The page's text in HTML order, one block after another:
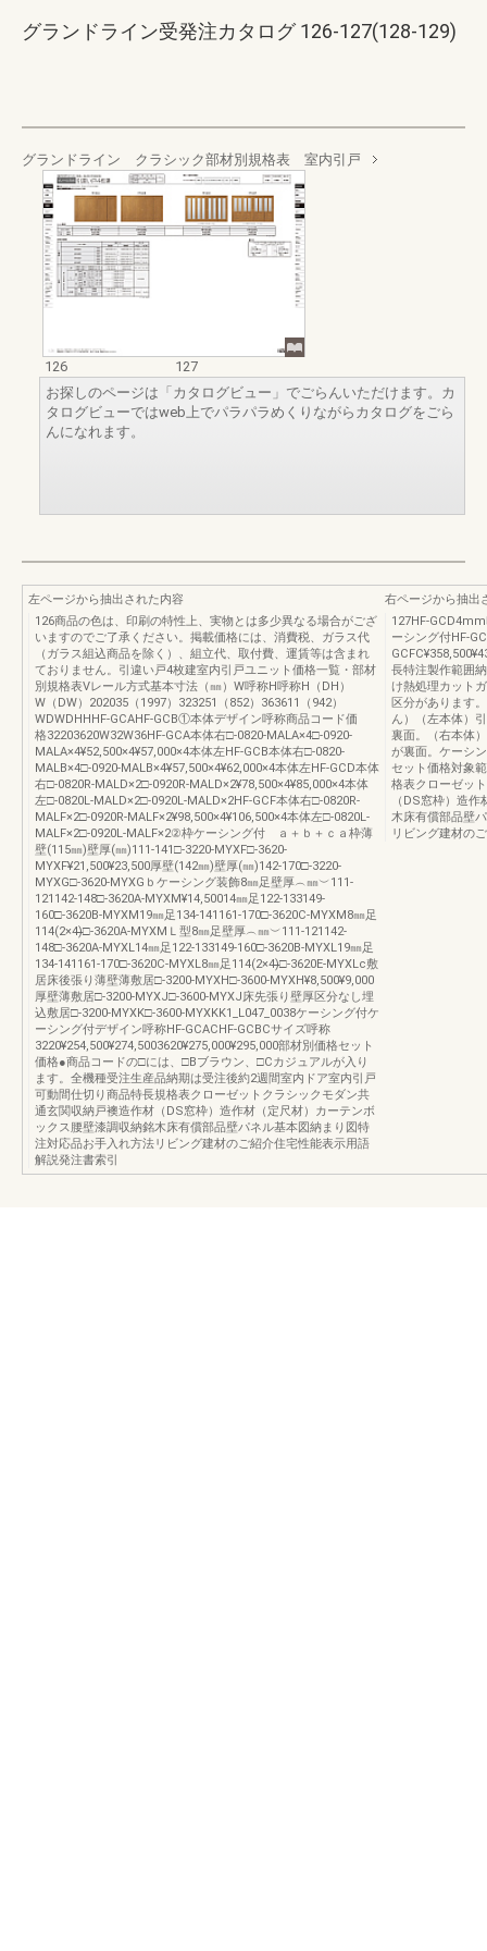
グランドライン受発注カタログ 126-127(128-129)
グランドライン クラシック部材別規格表 室内引戸
126
127
お探しのページは「カタログビュー」でごらんいただけます。カ
タログビューではweb上でパラパラめくりながらカタログをごら
んになれます。
左ページから抽出された内容
126商品の色は、印刷の特性上、実物とは多少異なる場合がござ
いますのでご了承ください。掲載価格には、消費税、ガラス代
（ガラス組込商品を除く）、組立代、取付費、運賃等は含まれ
ておりません。引違い戸4枚建室内引戸ユニット価格一覧・部材
別規格表Vレール方式基本寸法（㎜）W呼称H呼称H（DH）
W（DW）202035（1997）323251（852）363611（942）
WDWDHHHF-GCAHF-GCB①本体デザイン呼称商品コード価
格32203620W32W36HF-GCA本体右□-0820-MALA×4□-0920-
MALA×4¥52,500×4¥57,000×4本体左HF-GCB本体右□-0820-
MALB×4□-0920-MALB×4¥57,500×4¥62,000×4本体左HF-GCD本体
右□-0820R-MALD×2□-0920R-MALD×2¥78,500×4¥85,000×4本体
左□-0820L-MALD×2□-0920L-MALD×2HF-GCF本体右□-0820R-
MALF×2□-0920R-MALF×2¥98,500×4¥106,500×4本体左□-0820L-
MALF×2□-0920L-MALF×2②枠ケーシング付 ａ＋ｂ＋ｃａ枠薄
壁(115㎜)壁厚(㎜)111-141□-3220-MYXF□-3620-
MYXF¥21,500¥23,500厚壁(142㎜)壁厚(㎜)142-170□-3220-
MYXG□-3620-MYXGｂケーシング装飾8㎜足壁厚︵㎜︶111-
121142-148□-3620A-MYXM¥14,50014㎜足122-133149-
160□-3620B-MYXM19㎜足134-141161-170□-3620C-MYXM8㎜足
114(2×4)̶̶□-3620A-MYXMＬ型8㎜足壁厚︵㎜︶111-121142-
148□-3620A-MYXL14㎜足122-133149-160□-3620B-MYXL19㎜足
134-141161-170□-3620C-MYXL8㎜足114(2×4)̶̶□-3620E-MYXLc敷
居床後張り薄壁薄敷居□-3200-MYXH□-3600-MYXH¥8,500¥9,000
厚壁薄敷居□-3200-MYXJ□-3600-MYXJ床先張り壁厚区分なし埋
込敷居□-3200-MYXK□-3600-MYXKK1_L047_0038ケーシング付ケ
ーシング付デザイン呼称HF-GCACHF-GCBCサイズ呼称
3220¥254,500¥274,5003620¥275,000¥295,000部材別価格セット
価格●商品コードの□には、□Bブラウン、□Cカジュアルが入り
ます。全機種受注生産品納期は受注後約2週間室内ドア室内引戸
可動間仕切り商品特長規格表クローゼットクラシックモダン共
通玄関収納戸襖造作材（DS窓枠）造作材（定尺材）カーテンボ
ックス腰壁漆調収納銘木床有償部品壁パネル基本図納まり図特
注対応品お手入れ方法リビング建材のご紹介住宅性能表示用語
解説発注書索引
右ページから抽出
127HF-
ーシング付HF-
長特注製作範囲
け熱処理カット
区分があります
ん）（左本体）
裏面。（右本体
が裏面。ケーシ
セット価格対象
格表クローゼッ
（DS窓枠）造
木床有償部品壁
リビング建材の